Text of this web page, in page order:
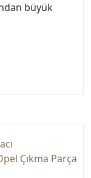
büyük
Çıkma Parça